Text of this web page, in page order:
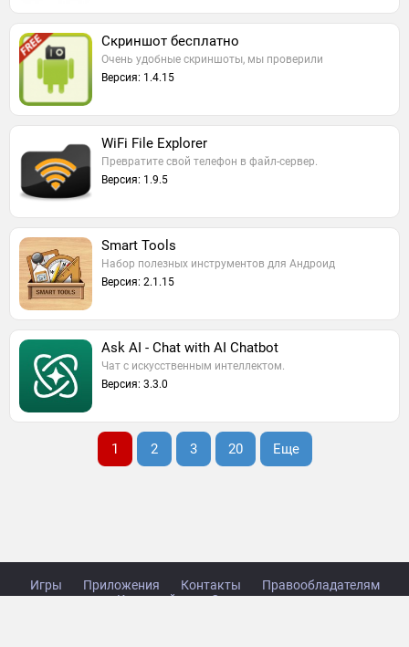
Скриншот бесплатно
Очень удобные скриншоты, мы проверили
Версия: 1.4.15
WiFi File Explorer
Превратите свой телефон в файл-сервер.
Версия: 1.9.5
Smart Tools
Набор полезных инструментов для Андроид
Версия: 2.1.15
Ask AI - Chat with AI Chatbot
Чат с искусственным интеллектом.
Версия: 3.3.0
1 2 3 20 Еще
Игры Приложения Контакты
Правообладателям
Карта сайта
Стол заказов